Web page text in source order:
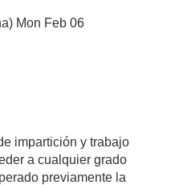
Mon Feb 06
impartición y trabajo
a cualquier grado
previamente la